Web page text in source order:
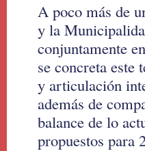
A poco más de
y la
conjuntamente
se concreta
y articulación
además de
balance de lo
propuestos para